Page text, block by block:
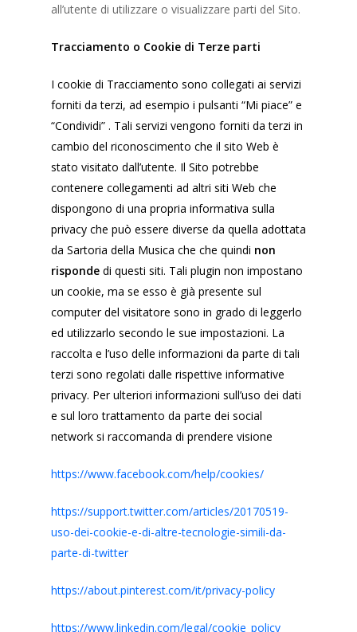
all’utente di utilizzare o visualizzare parti del Sito.
Tracciamento o Cookie di Terze parti
I cookie di Tracciamento sono collegati ai servizi
forniti da terzi, ad esempio i pulsanti “Mi piace” e
“Condividi” . Tali servizi vengono forniti da terzi in
cambio del riconoscimento che il sito Web è
stato visitato dall’utente. Il Sito potrebbe
contenere collegamenti ad altri siti Web che
dispongono di una propria informativa sulla
privacy che può essere diverse da quella adottata
da Sartoria della Musica che che quindi non
risponde di questi siti. Tali plugin non impostano
un cookie, ma se esso è già presente sul
computer del visitatore sono in grado di leggerlo
ed utilizzarlo secondo le sue impostazioni. La
raccolta e l’uso delle informazioni da parte di tali
terzi sono regolati dalle rispettive informative
privacy. Per ulteriori informazioni sull’uso dei dati
e sul loro trattamento da parte dei social
network si raccomanda di prendere visione
https://www.facebook.com/help/cookies/
https://support.twitter.com/articles/20170519-
uso-dei-cookie-e-di-altre-tecnologie-simili-da-
parte-di-twitter
https://about.pinterest.com/it/privacy-policy
https://www.linkedin.com/legal/cookie_policy